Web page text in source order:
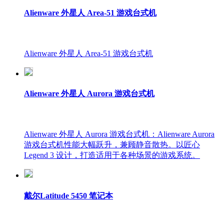
Alienware 外星人 Area-51 游戏台式机
Alienware 外星人 Area-51 游戏台式机
Alienware 外星人 Aurora 游戏台式机
Alienware 外星人 Aurora 游戏台式机：Alienware Aurora
游戏台式机性能大幅跃升，兼顾静音散热。以匠心
Legend 3 设计，打造适用于各种场景的游戏系统。
戴尔Latitude 5450 笔记本